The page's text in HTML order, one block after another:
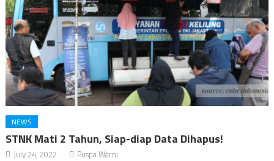
NEWS
STNK Mati 2 Tahun, Siap-diap Data Dihapus!
July 24, 2022 Puspa Warni